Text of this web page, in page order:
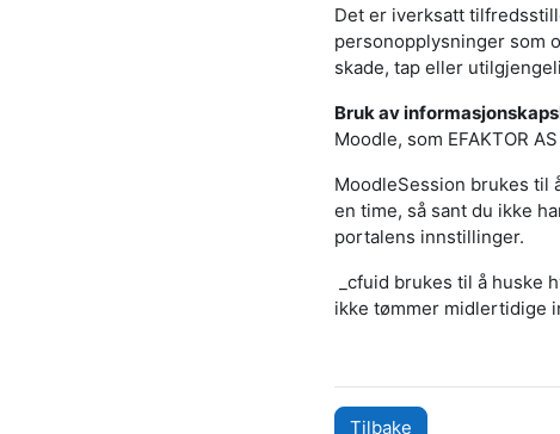
Det er iverksatt
personopplysninger som
skade, tap eller
Bruk av
Moodle, som EFAKTOR
MoodleSession brukes til
en time, så sant du ikke
portalens innstillinger.
_cfuid brukes til å huske
ikke tømmer midlertidige
Tilbake